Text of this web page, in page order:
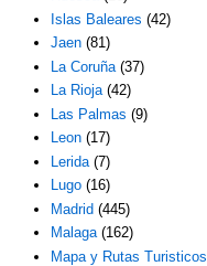
Islas Baleares (42)
Jaen (81)
La Coruña (37)
La Rioja (42)
Las Palmas (9)
Leon (17)
Lerida (7)
Lugo (16)
Madrid (445)
Malaga (162)
Mapa y Rutas Turisticos